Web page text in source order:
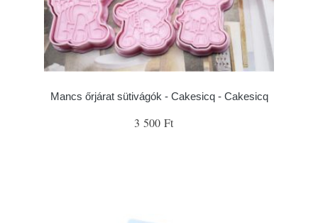
Mancs őrjárat sütivágók - Cakesicq - Cakesicq
3 500 Ft